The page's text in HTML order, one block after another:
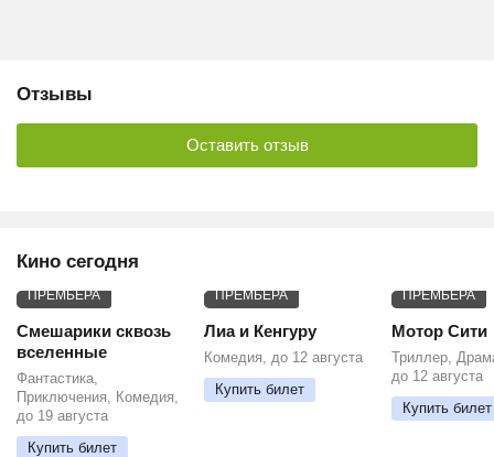
Отзывы
Оставить отзыв
Кино сегодня
ПРЕМЬЕРА
Смешарики сквозь
вселенные
Фантастика,
Приключения, Комедия,
до 19 августа
Купить билет
ПРЕМЬЕРА
Лиа и Кенгуру
Комедия, до 12 августа
Купить билет
ПРЕМЬЕРА
Мотор Сити
Триллер,
до 12 августа
Купить билет